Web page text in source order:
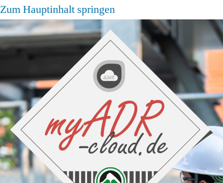
Zum Hauptinhalt springen